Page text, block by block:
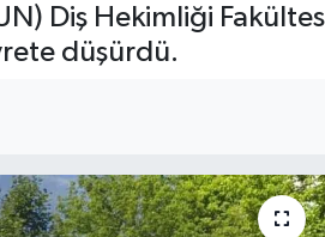
Diş Hekimliği
düşürdü.